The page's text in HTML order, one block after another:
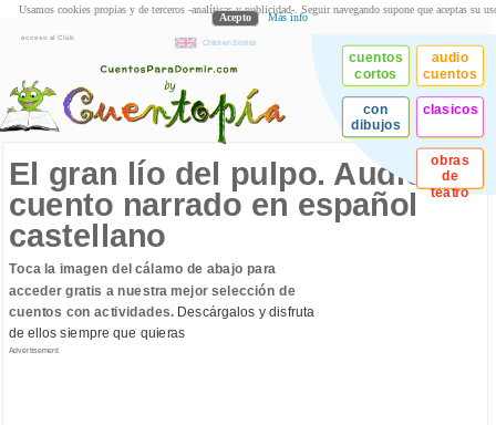
acceso al Club
Children Stories
cuentos
cortos
audio
cuentos
con
dibujos
clasicos
obras
de
teatro
El gran lío del pulpo. Audio
cuento narrado en español
castellano
Toca la imagen del cálamo de abajo para
acceder gratis a nuestra mejor selección de
cuentos con actividades.Descárgalos y disfruta
de ellos siempre que quieras
Advertisement
Usamos cookies propias y de terceros -analíticas y publicidad-. Seguir navegando supone que aceptas su
Acepto Más info